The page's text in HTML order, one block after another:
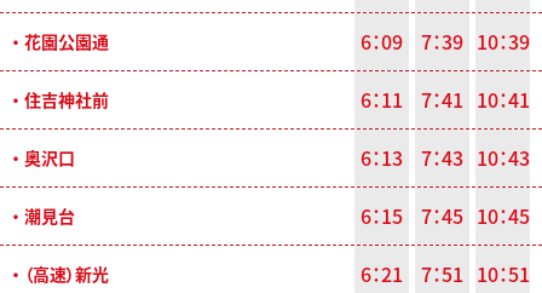
・ 花園公園通 6：09 7：39 10：39
・ 住吉神社前 6：11 7：41 10：41
・ 奥沢口 6：13 7：43 10：43
・ 潮見台 6：15 7：45 10：45
・ （高速）新光 6：21 7：51 10：51